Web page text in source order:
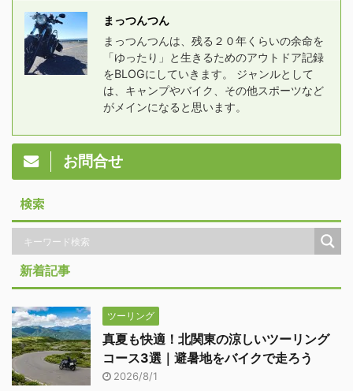
まっつんつん
まっつんつんは、残る２０年くらいの余命を
「ゆったり」と生きるためのアウトドア記録
をBLOGにしていきます。 ジャンルとして
は、キャンプやバイク、その他スポーツなど
がメインになると思います。
お問合せ
検索
新着記事
ツーリング
真夏も快適！北関東の涼しいツーリング
コース3選｜避暑地をバイクで走ろう
2026/8/1